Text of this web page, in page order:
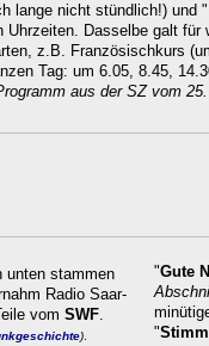
lange nicht stündlich!) und
Dasselbe galt für
z.B. Französischkurs
Tag: um 6.05, 8.45,
aus der SZ vom
unten stammen
Radio Saar-
vom SWF.
hte)
"Gute
"